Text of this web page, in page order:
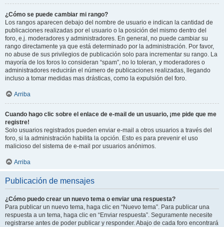
¿Cómo se puede cambiar mi rango?
Los rangos aparecen debajo del nombre de usuario e indican la cantidad de
publicaciones realizadas por el usuario o la posición del mismo dentro del
foro, e.j. moderadores y administradores. En general, no puede cambiar su
rango directamente ya que está determinado por la administración. Por favor,
no abuse de sus privilegios de publicación solo para incrementar su rango. La
mayoría de los foros lo consideran “spam”, no lo toleran, y moderadores o
administradores reducirán el número de publicaciones realizadas, llegando
incluso a tomar medidas mas drásticas, como la expulsión del foro.
Arriba
Cuando hago clic sobre el enlace de e-mail de un usuario, ¡me pide que me
registre!
Solo usuarios registrados pueden enviar e-mail a otros usuarios a través del
foro, si la administración habilita la opción. Esto es para prevenir el uso
malicioso del sistema de e-mail por usuarios anónimos.
Arriba
Publicación de mensajes
¿Cómo puedo crear un nuevo tema o enviar una respuesta?
Para publicar un nuevo tema, haga clic en “Nuevo tema”. Para publicar una
respuesta a un tema, haga clic en “Enviar respuesta”. Seguramente necesite
registrarse antes de poder publicar y responder. Abajo de cada foro encontrará